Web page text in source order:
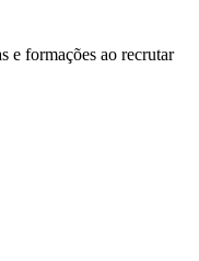
e formações ao recrutar